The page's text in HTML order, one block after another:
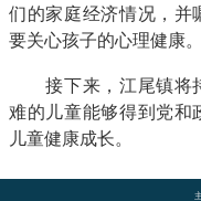
们的家庭经济情况，并
要关心孩子的心理健康。
接下来，江尾镇将
难的儿童能够得到党和
儿童健康成长。